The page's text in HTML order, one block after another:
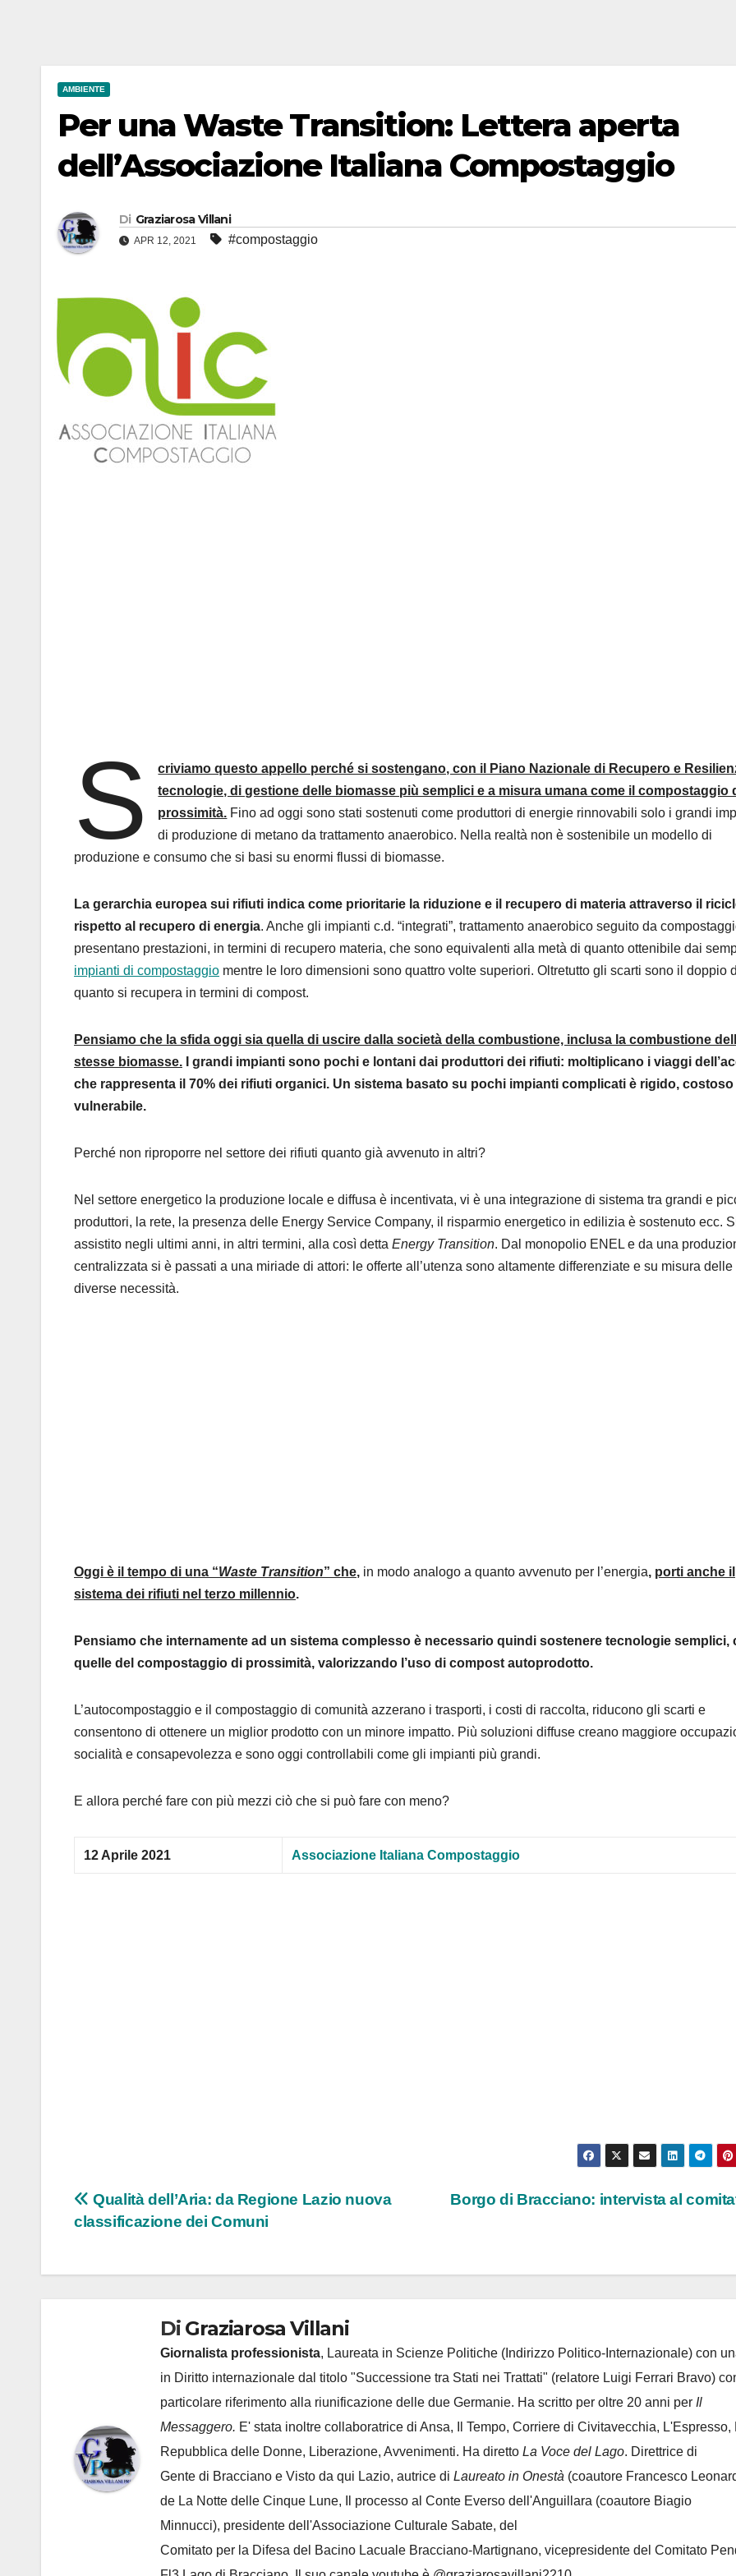
AMBIENTE
Per una Waste Transition: Lettera aperta
dell’Associazione Italiana Compostaggio
Di Graziarosa Villani
APR 12, 2021 #compostaggio
S
criviamo questo appello perché si sostengano, con il Piano Nazionale di Recupero e
tecnologie, di gestione delle biomasse più semplici e a misura umana come il compostaggio
prossimità. Fino ad oggi sono stati sostenuti come produttori di energie rinnovabili solo i grandi
di produzione di metano da trattamento anaerobico. Nella realtà non è sostenibile un modello di
produzione e consumo che si basi su enormi flussi di biomasse.
La gerarchia europea sui rifiuti indica come prioritarie la riduzione e il recupero di materia attraverso il
rispetto al recupero di energia. Anche gli impianti c.d. “integrati”, trattamento anaerobico seguito da
presentano prestazioni, in termini di recupero materia, che sono equivalenti alla metà di quanto ottenibile dai
impianti di compostaggio mentre le loro dimensioni sono quattro volte superiori. Oltretutto gli scarti sono il doppio
quanto si recupera in termini di compost.
Pensiamo che la sfida oggi sia quella di uscire dalla società della combustione, inclusa la combustione
stesse biomasse. I grandi impianti sono pochi e lontani dai produttori dei rifiuti: moltiplicano i viaggi
che rappresenta il 70% dei rifiuti organici. Un sistema basato su pochi impianti complicati è rigido, costoso
vulnerabile.
Perché non riproporre nel settore dei rifiuti quanto già avvenuto in altri?
Nel settore energetico la produzione locale e diffusa è incentivata, vi è una integrazione di sistema tra grandi e
produttori, la rete, la presenza delle Energy Service Company, il risparmio energetico in edilizia è sostenuto ecc.
assistito negli ultimi anni, in altri termini, alla così detta Energy Transition. Dal monopolio ENEL e da una
centralizzata si è passati a una miriade di attori: le offerte all’utenza sono altamente differenziate e su misura delle
diverse necessità.
Oggi è il tempo di una “Waste Transition” che, in modo analogo a quanto avvenuto per l’energia, porti anche il
sistema dei rifiuti nel terzo millennio.
Pensiamo che internamente ad un sistema complesso è necessario quindi sostenere tecnologie semplici,
quelle del compostaggio di prossimità, valorizzando l’uso di compost autoprodotto.
L’autocompostaggio e il compostaggio di comunità azzerano i trasporti, i costi di raccolta, riducono gli scarti e
consentono di ottenere un miglior prodotto con un minore impatto. Più soluzioni diffuse creano maggiore
socialità e consapevolezza e sono oggi controllabili come gli impianti più grandi.
E allora perché fare con più mezzi ciò che si può fare con meno?
12 Aprile 2021 Associazione Italiana Compostaggio
Navigazione
Borgo di Bracciano: intervista al
Qualità dell’Aria: da Regione Lazio nuova
classificazione dei Comuni
Di Graziarosa Villani
Giornalista professionista, Laureata in Scienze Politiche (Indirizzo Politico-Internazionale) con
in Diritto internazionale dal titolo "Successione tra Stati nei Trattati" (relatore Luigi Ferrari Bravo)
particolare riferimento alla riunificazione delle due Germanie. Ha scritto per oltre 20 anni per Il
Messaggero. E' stata inoltre collaboratrice di Ansa, Il Tempo, Corriere di Civitavecchia, L'Espresso,
Repubblica delle Donne, Liberazione, Avvenimenti. Ha diretto La Voce del Lago. Direttrice di
Gente di Bracciano e Visto da qui Lazio, autrice di Laureato in Onestà (coautore Francesco
de La Notte delle Cinque Lune, Il processo al Conte Everso dell'Anguillara (coautore Biagio
Minnucci), presidente dell'Associazione Culturale Sabate, del
Comitato per la Difesa del Bacino Lacuale Bracciano-Martignano, vicepresidente del Comitato